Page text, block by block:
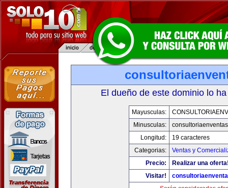
El dueño de este dominio lo
Mayusculas:
Minusculas:
Longitud:
19 caracteres
Categorias:
Ventas y
Precio:
Realizar una
Visitar!